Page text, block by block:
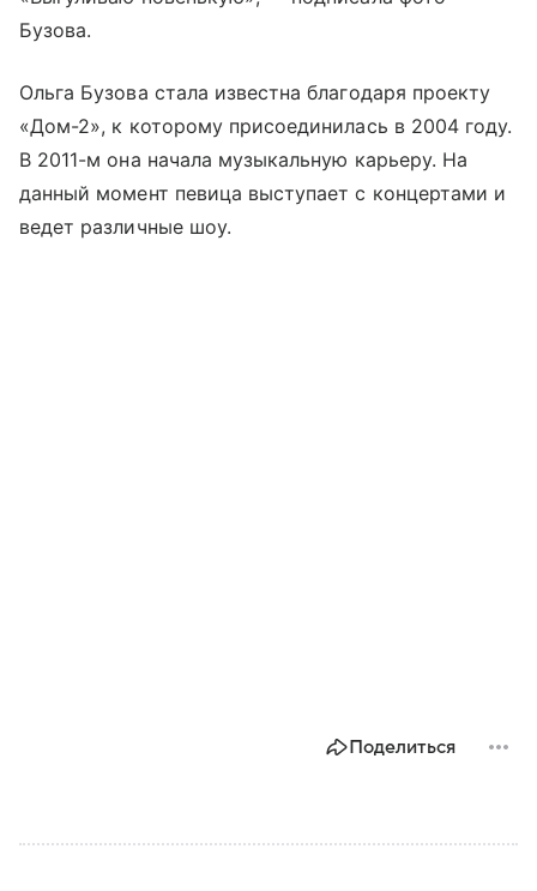
Бузова.
Ольга Бузова стала известна благодаря проекту
«Дом-2», к которому присоединилась в 2004 году.
В 2011-м она начала музыкальную карьеру. На
данный момент певица выступает с концертами и
ведет различные шоу.
Поделиться